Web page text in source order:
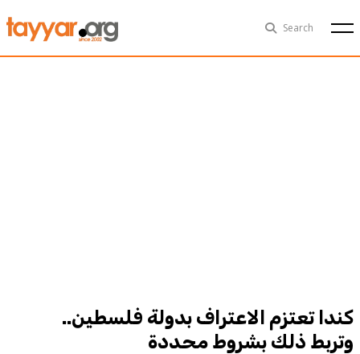
Search
Fri, Aug 7th 29°C
كندا تعتزم الاعتراف بدولة فلسطين..
وتربط ذلك بشروط محددة